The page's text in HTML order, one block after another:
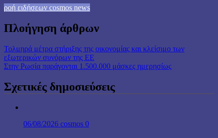
ροή ειδήσεων cosmos news
Πλοήγηση άρθρων
Τολμηρά μέτρα στήριξης της οικονομίας και κλείσιμο των
εξωτερικών συνόρων της ΕΕ
Στην Ρωσία παράγονται 1.500.000 μάσκες ημερησίως
Σχετικές δημοσιεύσεις
06/08/2026 cosmos 0